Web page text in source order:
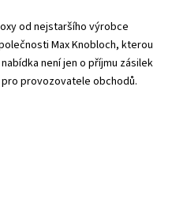
od nejstaršího výrobce
Max Knobloch, kterou
není jen o příjmu zásilek
provozovatele obchodů.